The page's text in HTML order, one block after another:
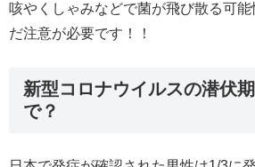
咳やくしゃみなどで菌が飛び散る可能
だ注意が必要です！！
新型コロナウイルスの潜伏
で？